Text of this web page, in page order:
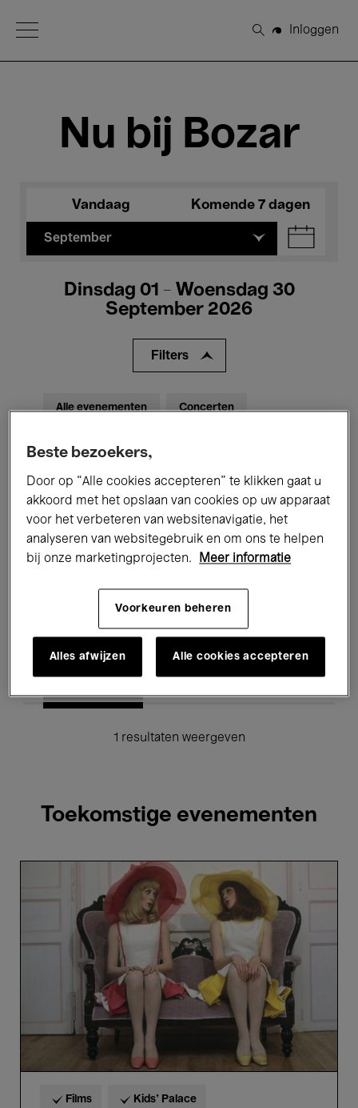
Open Menu
Zoeken
Inloggen
Nu bij Bozar
Vandaag Komende 7 dagen
September
Dinsdag 01 - Woensdag 30
September 2026
Filters
Alle evenementen Concerten
Tentoonstellingen
Performances Lezingen & Debatten
Jazz Klassieke Muziek Global Music
Elektronische Muziek
Onderwijs Rondleidingen
Hosted Events
1 resultaten weergeven
Toekomstige evenementen
de
Rochefort
Jacques
Films Kids’ Palace
Beste bezoekers,
Door op “Alle cookies accepteren” te klikken gaat u
akkoord met het opslaan van cookies op uw apparaat
voor het verbeteren van websitenavigatie, het
analyseren van websitegebruik en om ons te helpen
bij onze marketingprojecten.
Meer informatie
Voorkeuren beheren
Alles afwijzen Alle cookies accepteren